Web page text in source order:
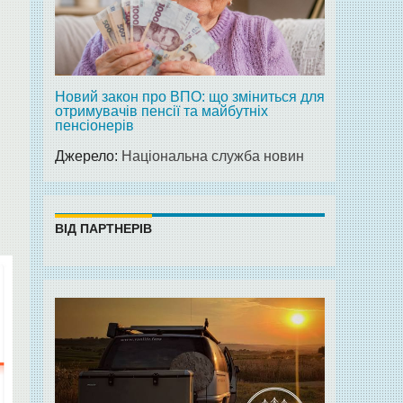
Новий закон про ВПО: що зміниться для
отримувачів пенсії та майбутніх
пенсіонерів
Джерело:Національна служба новин
ВІД ПАРТНЕРІВ